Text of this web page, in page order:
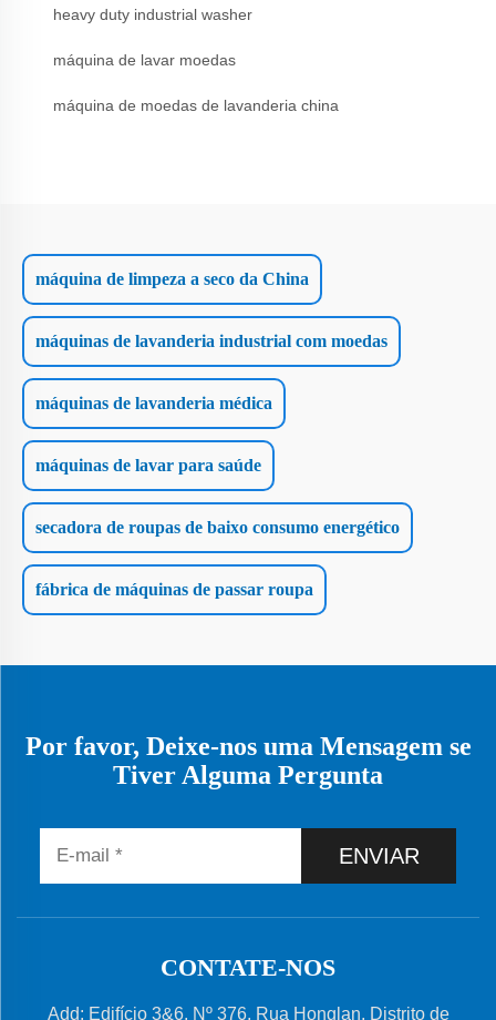
heavy duty industrial washer
máquina de lavar moedas
máquina de moedas de lavanderia china
máquina de limpeza a seco da China
máquinas de lavanderia industrial com moedas
máquinas de lavanderia médica
máquinas de lavar para saúde
secadora de roupas de baixo consumo energético
fábrica de máquinas de passar roupa
Por favor, Deixe-nos uma Mensagem se
Tiver Alguma Pergunta
ENVIAR
CONTATE-NOS
Add: Edifício 3&6, Nº 376, Rua Honglan, Distrito de